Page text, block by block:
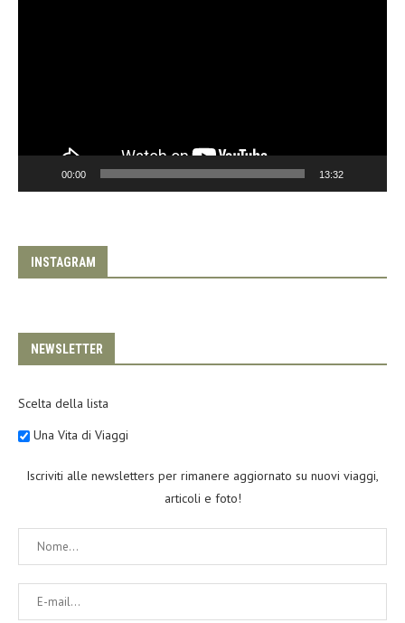
00:00 13:32
INSTAGRAM
NEWSLETTER
Scelta della lista
Una Vita di Viaggi
Iscriviti alle newsletters per rimanere aggiornato su nuovi viaggi,
articoli e foto!